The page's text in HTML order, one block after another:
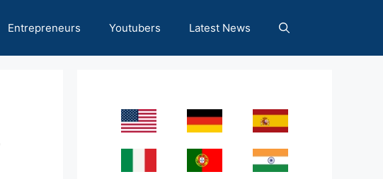
Entrepreneurs Youtubers Latest News